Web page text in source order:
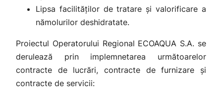
Lipsa facilităților de tratare și valorificare a
nămolurilor deshidratate.
Proiectul Operatorului Regional ECOAQUA S.A. se
derulează prin implemnetarea următoarelor
contracte de lucrări, contracte de furnizare și
contracte de servicii: